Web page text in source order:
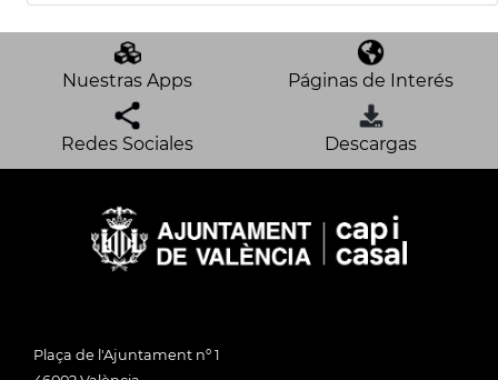
Nuestras Apps Páginas de Interés
Redes Sociales Descargas
Plaça de l'Ajuntament nº 1